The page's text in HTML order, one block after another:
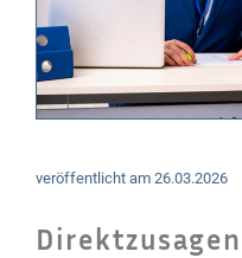
veröffentlicht am 26.03.2026
Direktzusagen